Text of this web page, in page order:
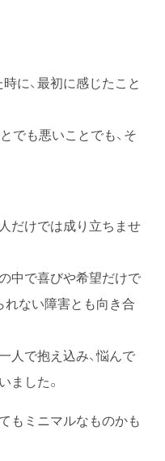
に、最初に感じたこと
でも悪いことでも、そ
だけでは成り立ちませ
中で喜びや希望だけで
れない障害とも向き合
人で抱え込み、悩んで
ました。
もミニマルなものかも